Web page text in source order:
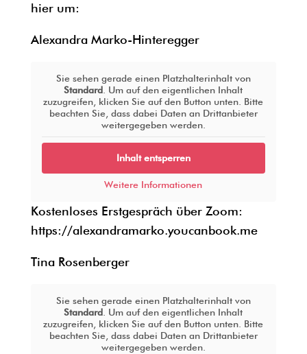
hier um:
Alexandra Marko-Hinteregger
Sie sehen gerade einen Platzhalterinhalt von
Standard. Um auf den eigentlichen Inhalt
zuzugreifen, klicken Sie auf den Button unten. Bitte
beachten Sie, dass dabei Daten an Drittanbieter
weitergegeben werden.
Inhalt entsperren
Weitere Informationen
Kostenloses Erstgespräch über Zoom:
https://alexandramarko.youcanbook.me
Tina Rosenberger
Sie sehen gerade einen Platzhalterinhalt von
Standard. Um auf den eigentlichen Inhalt
zuzugreifen, klicken Sie auf den Button unten. Bitte
beachten Sie, dass dabei Daten an Drittanbieter
weitergegeben werden.